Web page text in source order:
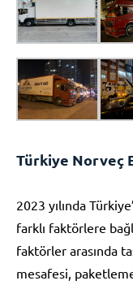
Türkiye Norveç
2023 yılında
farklı faktörlere
faktörler arasında
mesafesi,